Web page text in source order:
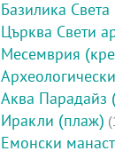
Базилика
Църква Свети
Месемврия
Аква Парадайз
Иракли (плаж)
Емонски